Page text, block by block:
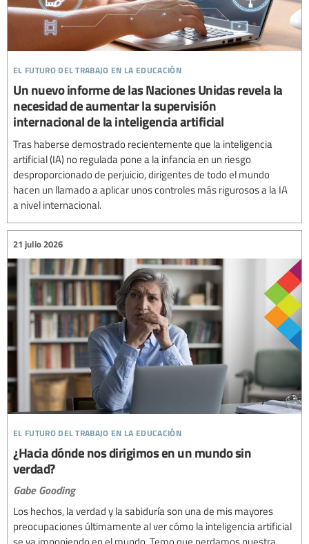
el futuro del trabajo en la educación
Un nuevo informe de las Naciones Unidas revela la
necesidad de aumentar la supervisión
internacional de la inteligencia artificial
Tras haberse demostrado recientemente que la inteligencia
artificial (IA) no regulada pone a la infancia en un riesgo
desproporcionado de perjuicio, dirigentes de todo el mundo
hacen un llamado a aplicar unos controles más rigurosos a la IA
a nivel internacional.
el futuro del trabajo en la educación
21 julio 2026
¿Hacia dónde nos dirigimos en un mundo sin
verdad?
Gabe Gooding
Los hechos, la verdad y la sabiduría son una de mis mayores
preocupaciones últimamente al ver cómo la inteligencia artificial
se va imponiendo en el mundo. Temo que perdamos nuestra